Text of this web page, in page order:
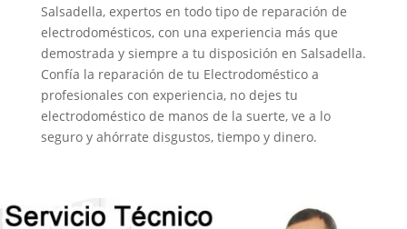
Salsadella, expertos en todo tipo de reparación de
electrodomésticos, con una experiencia más que
demostrada y siempre a tu disposición en Salsadella.
Confía la reparación de tu Electrodoméstico a
profesionales con experiencia, no dejes tu
electrodoméstico de manos de la suerte, ve a lo
seguro y ahórrate disgustos, tiempo y dinero.